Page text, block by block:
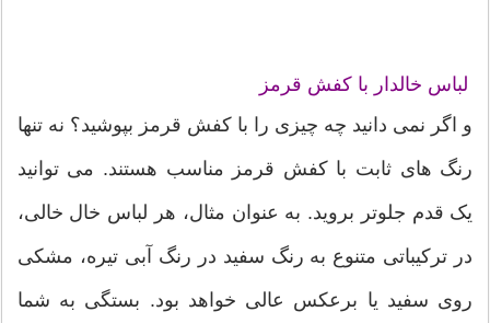
لباس خالدار با کفش قرمز
و اگر نمی دانید چه چیزی را با کفش قرمز بپوشید؟ نه تنها
رنگ های ثابت با کفش قرمز مناسب هستند. می توانید
یک قدم جلوتر بروید. به عنوان مثال، هر لباس خال خالی،
در ترکیباتی متنوع به رنگ سفید در رنگ آبی تیره، مشکی
روی سفید یا برعکس عالی خواهد بود. بستگی به شما